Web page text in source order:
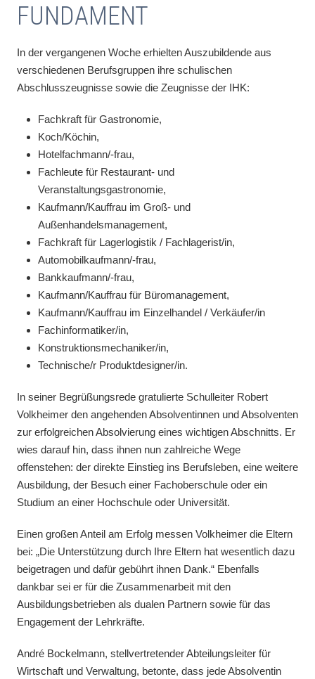
FUNDAMENT
In der vergangenen Woche erhielten Auszubildende aus
verschiedenen Berufsgruppen ihre schulischen
Abschlusszeugnisse sowie die Zeugnisse der IHK:
Fachkraft für Gastronomie,
Koch/Köchin,
Hotelfachmann/-frau,
Fachleute für Restaurant- und
Veranstaltungsgastronomie,
Kaufmann/Kauffrau im Groß- und
Außenhandelsmanagement,
Fachkraft für Lagerlogistik / Fachlagerist/in,
Automobilkaufmann/-frau,
Bankkaufmann/-frau,
Kaufmann/Kauffrau für Büromanagement,
Kaufmann/Kauffrau im Einzelhandel / Verkäufer/in
Fachinformatiker/in,
Konstruktionsmechaniker/in,
Technische/r Produktdesigner/in.
In seiner Begrüßungsrede gratulierte Schulleiter Robert
Volkheimer den angehenden Absolventinnen und Absolventen
zur erfolgreichen Absolvierung eines wichtigen Abschnitts. Er
wies darauf hin, dass ihnen nun zahlreiche Wege
offenstehen: der direkte Einstieg ins Berufsleben, eine weitere
Ausbildung, der Besuch einer Fachoberschule oder ein
Studium an einer Hochschule oder Universität.
Einen großen Anteil am Erfolg messen Volkheimer die Eltern
bei: „Die Unterstützung durch Ihre Eltern hat wesentlich dazu
beigetragen und dafür gebührt ihnen Dank.“ Ebenfalls
dankbar sei er für die Zusammenarbeit mit den
Ausbildungsbetrieben als dualen Partnern sowie für das
Engagement der Lehrkräfte.
André Bockelmann, stellvertretender Abteilungsleiter für
Wirtschaft und Verwaltung, betonte, dass jede Absolventin